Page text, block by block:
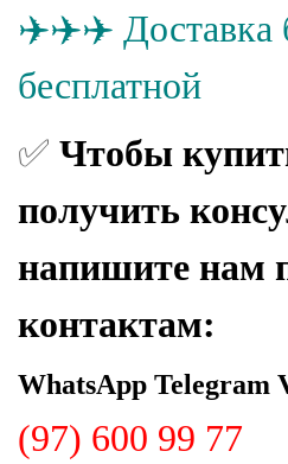
✈️✈️✈️ Доставка
бесплатной
✅ Чтобы
получить
напишите нам
контактам:
WhatsApp Telegram
(97) 600 99 77